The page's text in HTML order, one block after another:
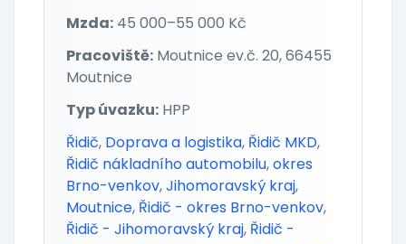
Mzda: 45 000–55 000 Kč
Pracoviště: Moutnice ev.č. 20, 66455
Moutnice
Typ úvazku: HPP
Řidič, Doprava a logistika, Řidič MKD,
Řidič nákladního automobilu,okres
Brno-venkov,Jihomoravský kraj,
Moutnice, Řidič - okres Brno-venkov,
Řidič - Jihomoravský kraj, Řidič -